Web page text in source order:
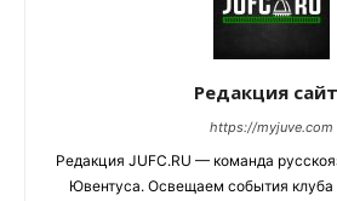
Редакция
https://myjuve.com
Редакция JUFC.RU — команда
Ювентуса. Освещаем события клуба